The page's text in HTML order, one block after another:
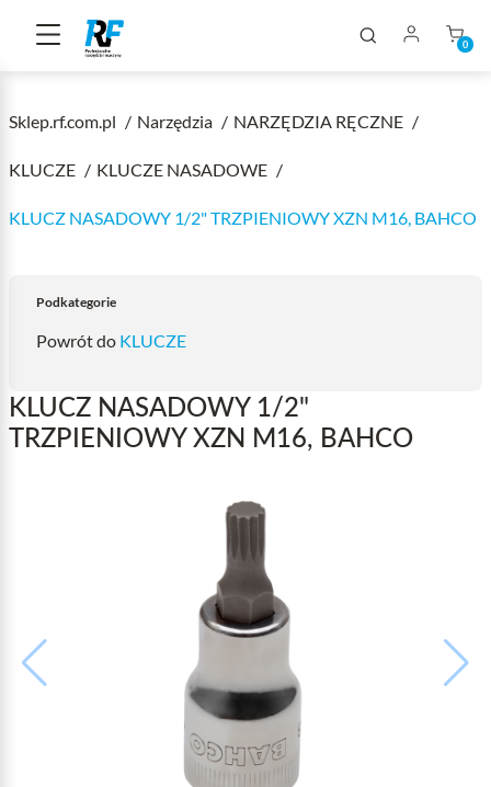
0
Sklep.rf.com.pl Narzędzia NARZĘDZIA RĘCZNE
KLUCZE KLUCZE NASADOWE
KLUCZ NASADOWY 1/2" TRZPIENIOWY XZN M16, BAHCO
Podkategorie
Powrót do KLUCZE
KLUCZ NASADOWY 1/2"
TRZPIENIOWY XZN M16, BAHCO